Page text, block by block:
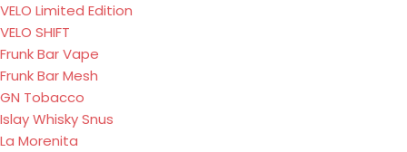
VELO Limited Edition
VELO SHIFT
Frunk Bar Vape
Frunk Bar Mesh
GN Tobacco
Islay Whisky Snus
La Morenita